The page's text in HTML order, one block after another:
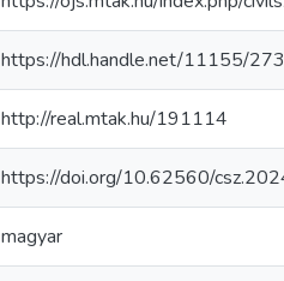
https://hdl.handle.net/11155/
http://real.mtak.hu/191114
https://doi.org/10.62560/
magyar